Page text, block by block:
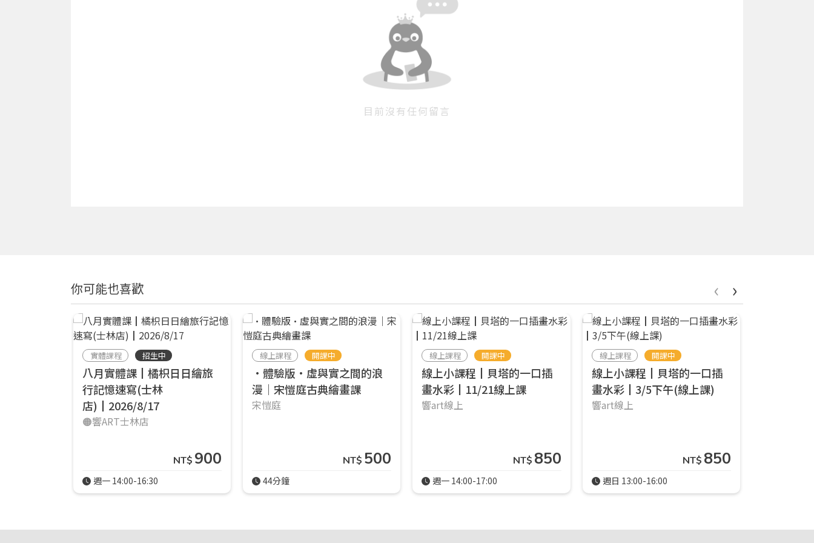
目前沒有任何留言
你可能也喜歡
實體課程 招生中
八月實體課┃橘枳日日繪旅
行記憶速寫(士林
店)┃2026/8/17
🟠響ART士林店
NT$ 900
週一 14:00-16:30
線上課程 開課中
•體驗版•虛與實之間的浪
漫｜宋愷庭古典繪畫課
宋愷庭
NT$ 500
44分鐘
線上課程 開課中
線上小課程┃貝塔的一口插
畫水彩┃11/21線上課
響art線上
NT$ 850
週一 14:00-17:00
線上課程 開課中
線上小課程┃貝塔的一口插
畫水彩┃3/5下午(線上課)
響art線上
NT$ 850
週日 13:00-16:00
‹ ›